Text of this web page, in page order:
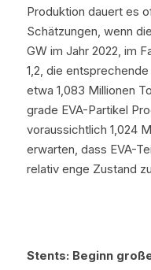
Produktion dauert es
Schätzungen, wenn
GW im Jahr 2022, im
1,2, die
etwa 1,083 Millionen
grade EVA-Partikel
voraussichtlich 1,024
erwarten, dass EVA-
relativ enge Zustand
Stents: Beginn